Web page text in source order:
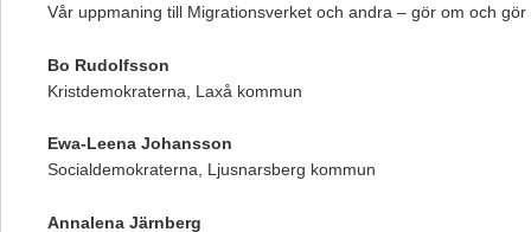
Vår uppmaning till Migrationsverket och andra – gör om och gör
Bo Rudolfsson
Kristdemokraterna, Laxå kommun
Ewa-Leena Johansson
Socialdemokraterna, Ljusnarsberg kommun
Annalena Järnberg